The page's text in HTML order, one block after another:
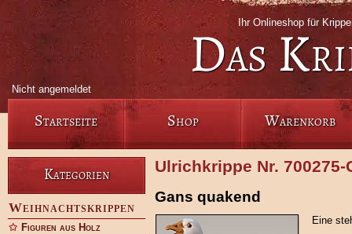
Ihr Onlineshop für
Das
Nicht angemeldet
Startseite Shop Warenkorb
Kategorien
Weihnachtskrippen
Figuren aus Holz
Ulrichkrippe Nr.
Gans quakend
Eine